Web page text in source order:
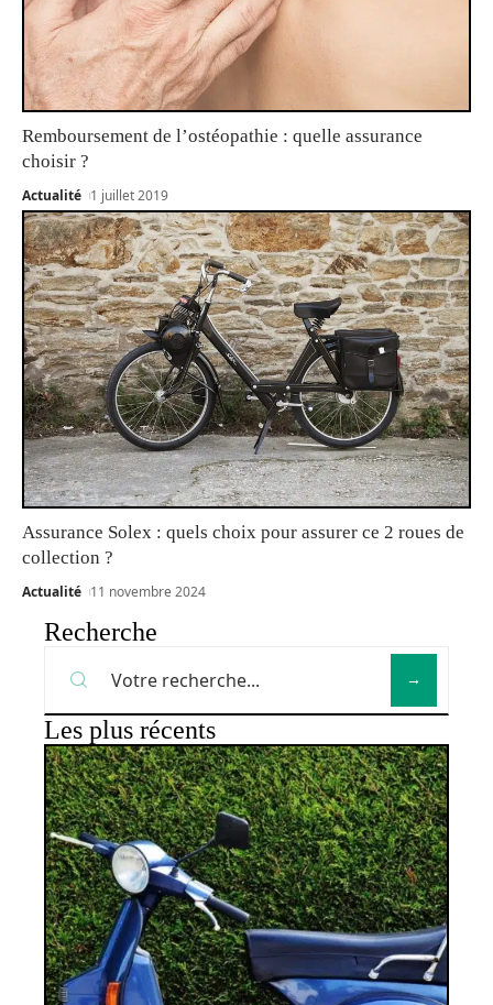
Remboursement de l’ostéopathie : quelle assurance
choisir ?
Actualité 1 juillet 2019
Assurance Solex : quels choix pour assurer ce 2 roues de
collection ?
Actualité 11 novembre 2024
Recherche
Les plus récents